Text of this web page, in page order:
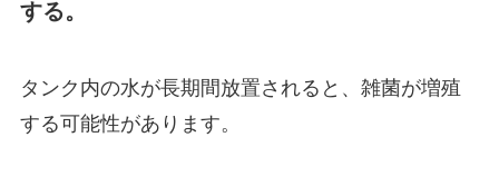
する。
タンク内の水が長期間放置されると、雑菌が増殖
する可能性があります。